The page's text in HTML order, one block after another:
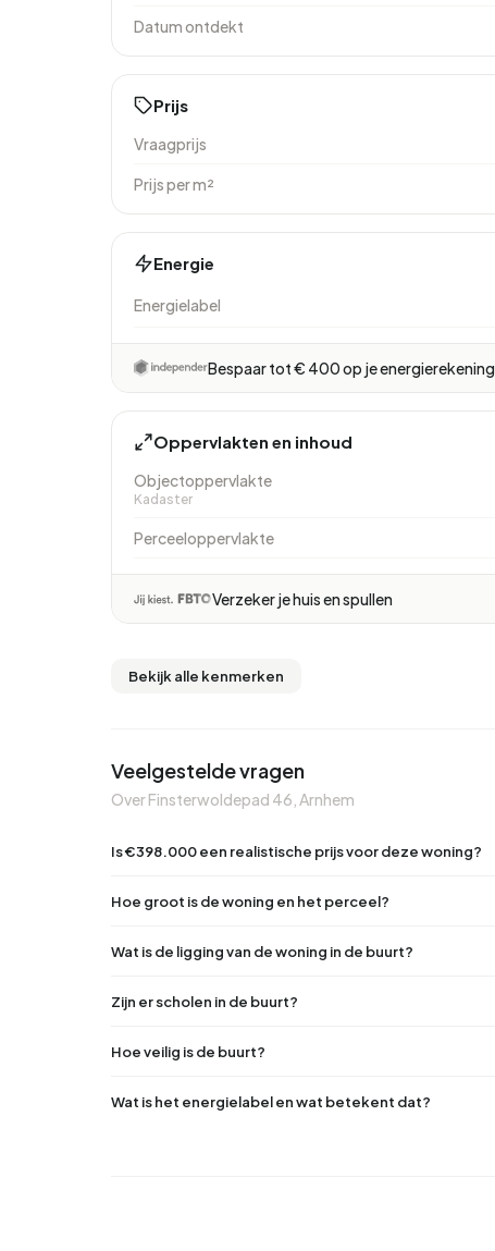
Datum ontdekt
Prijs
Vraagprijs
Prijs per m²
Energie
Energielabel
Bespaar tot € 400 op je energierekening
Oppervlakten en inhoud
Objectoppervlakte
Kadaster
Perceeloppervlakte
Verzeker je huis en spullen
Bekijk alle kenmerken
Veelgestelde vragen
Over Finsterwoldepad 46, Arnhem
Is €398.000 een realistische prijs voor deze woning?
Hoe groot is de woning en het perceel?
Wat is de ligging van de woning in de buurt?
Zijn er scholen in de buurt?
Hoe veilig is de buurt?
Wat is het energielabel en wat betekent dat?